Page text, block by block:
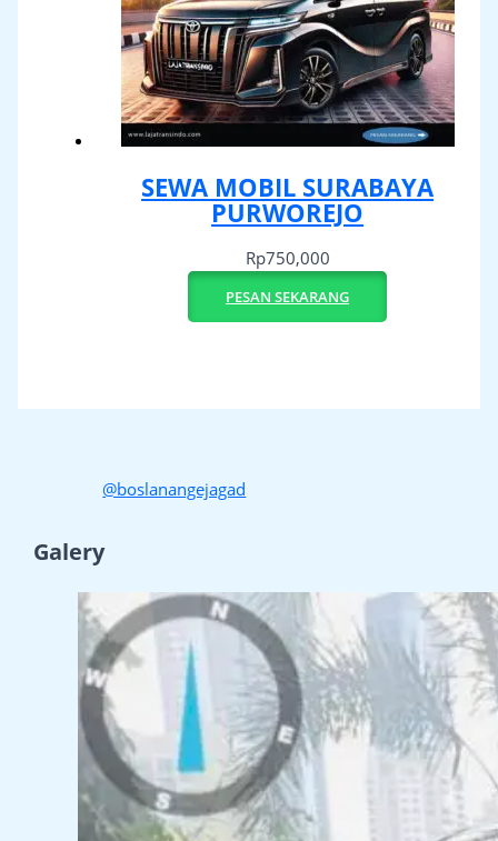
SEWA MOBIL SURABAYA
PURWOREJO
Rp750,000
PESAN SEKARANG
@boslanangejagad
Galery